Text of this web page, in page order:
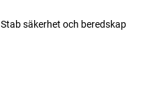
Stab säkerhet och beredskap